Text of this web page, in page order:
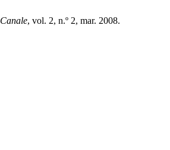
Canale, vol. 2, n.º 2, mar. 2008.